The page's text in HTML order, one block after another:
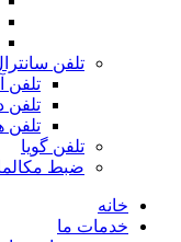
تلفن
تلفن
تلفن
تلفن
تلفن گویا
ضبط
خانه
خدمات ما